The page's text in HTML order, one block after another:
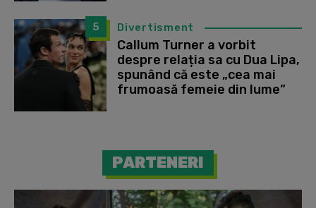
5 Divertisment
Callum Turner a vorbit
despre relația sa cu Dua Lipa,
spunând că este „cea mai
frumoasă femeie din lume”
PARTENERI